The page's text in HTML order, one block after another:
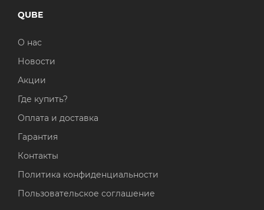
QUBE
О нас
Новости
Акции
Где купить?
Оплата и доставка
Гарантия
Контакты
Политика конфиденциальности
Пользовательское соглашение